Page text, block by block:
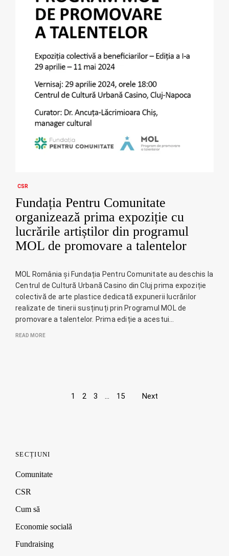
CSR
Fundația Pentru Comunitate
organizează prima expoziție cu
lucrările artiștilor din programul
MOL de promovare a talentelor
MOL România și Fundația Pentru Comunitate au deschis la
Centrul de Cultură Urbană Casino din Cluj prima expoziție
colectivă de arte plastice dedicată expunerii lucrărilor
realizate de tinerii susținuți prin Programul MOL de
promovare a talentelor. Prima ediție a acestui…
READ MORE
1 2 3 … 15 Next
SECȚIUNI
Comunitate
CSR
Cum să
Economie socială
Fundraising